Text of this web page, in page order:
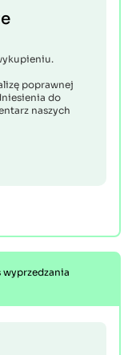
poprawnej
do
naszych